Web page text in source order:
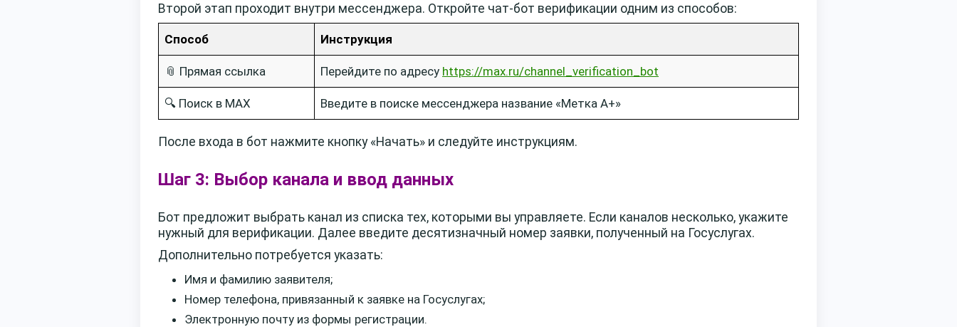
Второй этап проходит внутри мессенджера. Откройте чат-бот верификации одним из способов:
Способ Инструкция
📎 Прямая ссылка Перейдите по адресу https://max.ru/channel_verification_bot
🔍 Поиск в MAX Введите в поиске мессенджера название «Метка А+»
После входа в бот нажмите кнопку «Начать» и следуйте инструкциям.
Шаг 3: Выбор канала и ввод данных
Бот предложит выбрать канал из списка тех, которыми вы управляете. Если каналов несколько, укажите
нужный для верификации. Далее введите десятизначный номер заявки, полученный на Госуслугах.
Дополнительно потребуется указать:
Имя и фамилию заявителя;
Номер телефона, привязанный к заявке на Госуслугах;
Электронную почту из формы регистрации.